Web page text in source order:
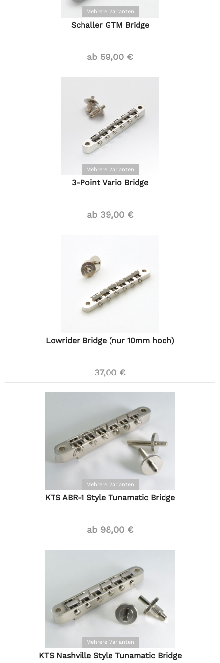
Mehrere Varianten
Schaller GTM Bridge
ab 59,00 €
Mehrere Varianten
3-Point Vario Bridge
ab 39,00 €
Lowrider Bridge (nur 10mm hoch)
37,00 €
Mehrere Varianten
KTS ABR-1 Style Tunamatic Bridge
ab 98,00 €
Mehrere Varianten
KTS Nashville Style Tunamatic Bridge